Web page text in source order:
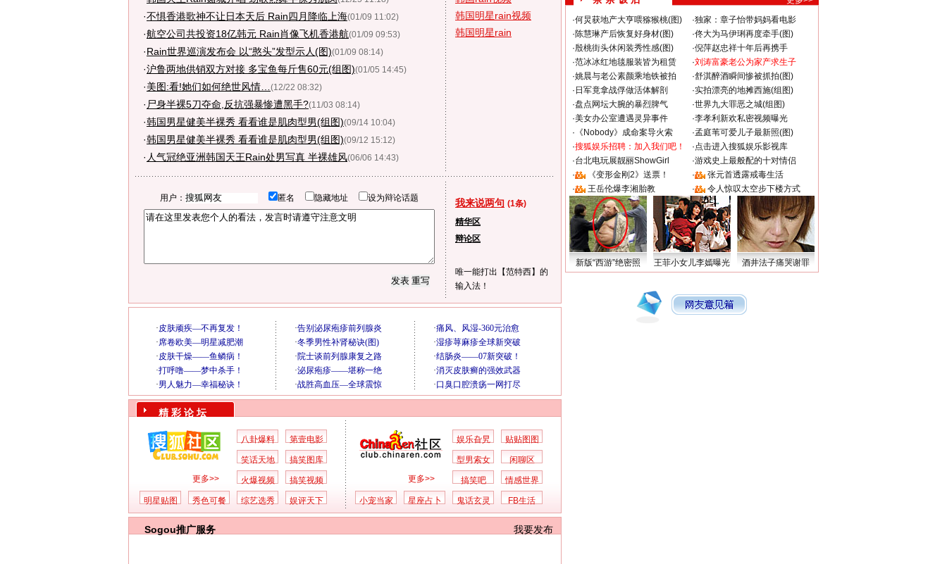
·不惧香港歌神不让日本天后 Rain四月降临上海(01/09 11:02)
·航空公司共投资18亿韩元 Rain肖像飞机香港航(01/09 09:53)
·Rain世界巡演发布会 以“憨头”发型示人(图)(01/09 08:14)
·沪鲁两地供销双方对接 多宝鱼每斤售60元(组图)(01/05 14:45)
·美图:看!她们如何绝世风情… (12/22 08:32)
· 尸身半裸5刀夺命,反抗强暴惨遭黑手?(11/03 08:14)
·韩国男星健美半裸秀 看看谁是肌肉型男(组图)(09/14 10:04)
·韩国男星健美半裸秀 看看谁是肌肉型男(组图)(09/12 15:12)
· 人气冠绝亚洲韩国天王Rain处男写真 半裸雄风(06/06 14:43)
韩国明星rain视频
韩国明星rain
用户： 匿名 隐藏地址 设为辩论话题 我来说两句 (1条)
精华区
辩论区
唯一能打出【范特西】的
输入法！
精 彩 论 坛
更多>>
八卦爆料 第壹电影
笑话天地 搞笑图库
火爆视频 搞笑视频
明星贴图 秀色可餐 综艺选秀 娱评天下
更多>>
娱乐旮旯 贴贴图图
型男索女 闲聊区
搞笑吧 情感世界
小宠当家 星座占卜 鬼话玄灵 FB生活
我要发布
Sogou推广服务
·何炅获地产大亨喂猕猴桃(图) ·独家：章子怡带妈妈看电影
·陈慧琳产后恢复好身材(图) ·佟大为马伊琍再度牵手(图)
·殷桃街头休闲装秀性感(图) ·倪萍赵忠祥十年后再携手
·范冰冰红地毯服装皆为租赁 ·刘涛富豪老公为家产求生子
·姚晨与老公素颜乘地铁被拍 ·舒淇醉酒瞬间惨被抓拍(图)
· 日军竟拿战俘做活体解剖 ·实拍漂亮的地摊西施(组图)
·盘点网坛大腕的暴烈脾气 ·世界九大罪恶之城(组图)
·美女办公室遭遇灵异事件 ·李孝利新欢私密视频曝光
· 《Nobody》成命案导火索 ·孟庭苇可爱儿子最新照(图)
·搜狐娱乐招聘：加入我们吧！ ·点击进入搜狐娱乐影视库
·台北电玩展靓丽ShowGirl ·游戏史上最般配的十对情侣
·
《变形金刚2》送票！ ·
张元首透露戒毒生活
·
王岳伦爆李湘胎教 · 令人惊叹太空步下楼方式
新版“西游”绝密照 王菲小女儿李嫣曝光 酒井法子痛哭谢罪